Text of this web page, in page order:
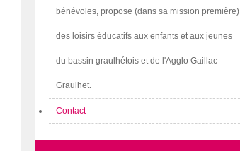
bénévoles, propose (dans sa mission première)
des loisirs éducatifs aux enfants et aux jeunes
du bassin graulhétois et de l'Agglo Gaillac-
Graulhet.
Contact